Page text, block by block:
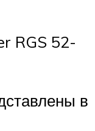
RGS 52-
в